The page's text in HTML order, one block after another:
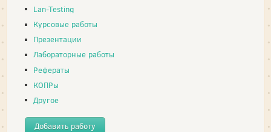
Lan-Testing
Курсовые работы
Презентации
Лабораторные работы
Рефераты
КОПРы
Другое
Добавить работу